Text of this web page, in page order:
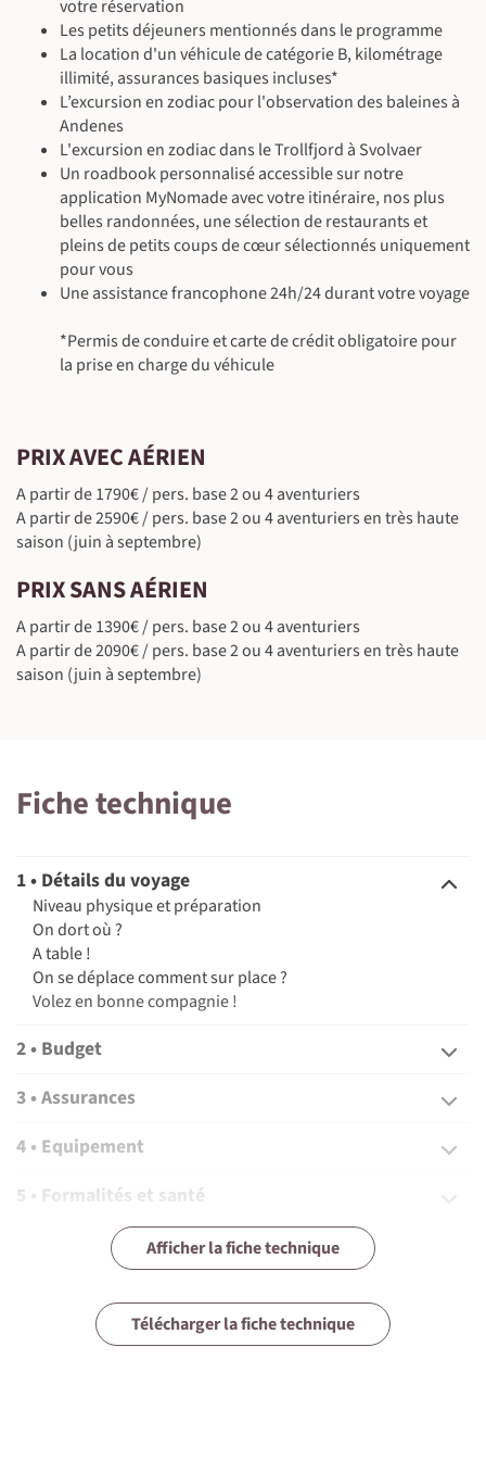
En véhicule de location (130 km ~2 h)
Safari en bateau (~2 h) | Randonnée (7 km entre 2 h 30 et 3 h 30)
400 m
400 m
Application MyNomade
En véhicule de location (60 km ~1 h 30)
Randonnée (5 km entre 2 h 30 et 3 h 30)
400 m 400 m
Au rorbu
Petit-déjeuner inclus - déjeuner & dîner libres
Application MyNomade
En véhicule de location (130 km ~2 h 30)
Safari en bateau (~2 h)
d’environ 2 heures aller-retour, menant à l’une des plus belles
plages isolées de l’archipel. Enfin, la promenade autour du lac
de Sørvågen offre une alternative très agréable, avec peu de
dénivelé et de magnifiques points de vue sur les sommets
environnants.
Au rorbu
Petit-déjeuner, déjeuner & dîner libres
Application MyNomade
En véhicule de location
Randonnée (16 km entre 6 h et 8 h)
1000 m 1000 m
©
En véhicule de location (300 km ~5 h)
©
votre réservation
Les petits déjeuners mentionnés dans le programme
La location d'un véhicule de catégorie B, kilométrage
illimité, assurances basiques incluses*
L’excursion en zodiac pour l'observation des baleines à
Andenes
L'excursion en zodiac dans le Trollfjord à Svolvaer
Un roadbook personnalisé accessible sur notre
application MyNomade avec votre itinéraire, nos plus
belles randonnées, une sélection de restaurants et
pleins de petits coups de cœur sélectionnés uniquement
pour vous
Une assistance francophone 24h/24 durant votre voyage
*Permis de conduire et carte de crédit obligatoire pour
la prise en charge du véhicule
PRIX AVEC AÉRIEN
A partir de 1790€ / pers. base 2 ou 4 aventuriers
A partir de 2590€ / pers. base 2 ou 4 aventuriers en très haute
saison (juin à septembre)
PRIX SANS AÉRIEN
A partir de 1390€ / pers. base 2 ou 4 aventuriers
A partir de 2090€ / pers. base 2 ou 4 aventuriers en très haute
saison (juin à septembre)
Fiche technique
1 • Détails du voyage
Niveau physique et préparation
On dort où ?
A table !
On se déplace comment sur place ?
Volez en bonne compagnie !
2 • Budget
3 • Assurances
4 • Equipement
5 • Formalités et santé
Afficher la fiche technique
Télécharger la fiche technique